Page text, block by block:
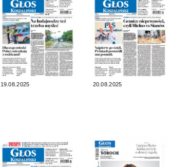
19.08.2025 20.08.2025